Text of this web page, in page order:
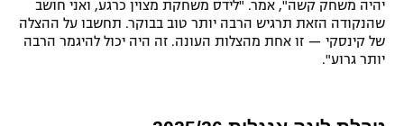
יהיה משחק קשה", אמר. "לידס משחקת מצוין כרגע, ואני חושב
שהנקודה הזאת תרגיש הרבה יותר טוב בבוקר. תחשבו על ההצלה
של קינסקי — זו אחת מהצלות העונה. זה היה יכול להיגמר הרבה
יותר גרוע".